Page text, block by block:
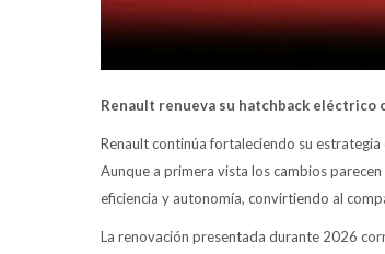
Renault renueva su hatchback eléctrico
Renault continúa fortaleciendo su
Aunque a primera vista los cambios
eficiencia y autonomía, convirtiendo al
La renovación presentada durante 2026